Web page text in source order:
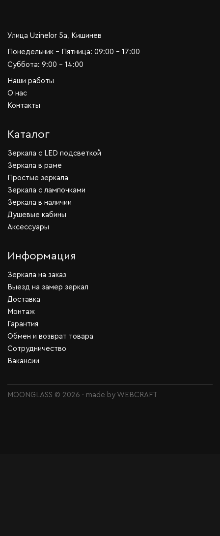
Улица Uzinelor 5a, Кишинев
Понедельник - Пятница: 09:00 - 17:00
Суббота: 9:00 - 14:00
Наши работы
О нас
Контакты
Каталог
Зеркала c LED подсветкой
Зеркала в раме
Простые зеркала
Зеркала с лампочками
Зеркала в наличии
Душевые кабины
Аксессуары
Информация
Зеркала на заказ
Выезд на замер зеркал
Доставка
Монтаж
Гарантия
Обмен и возврат товара
Сотрудничество
Вакансии
MOONGLASS © 2026 · made by WEBCRAFT